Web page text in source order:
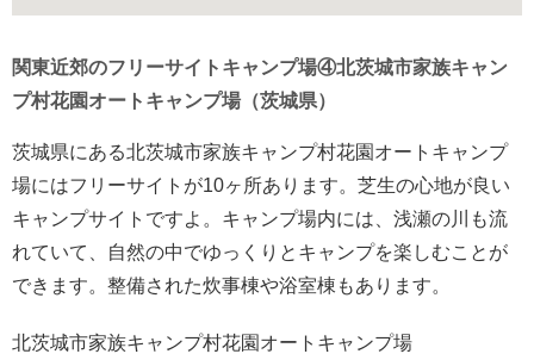
関東近郊のフリーサイトキャンプ場④北茨城市家族キャン
プ村花園オートキャンプ場（茨城県）
茨城県にある北茨城市家族キャンプ村花園オートキャンプ
場にはフリーサイトが10ヶ所あります。芝生の心地が良い
キャンプサイトですよ。キャンプ場内には、浅瀬の川も流
れていて、自然の中でゆっくりとキャンプを楽しむことが
できます。整備された炊事棟や浴室棟もあります。
北茨城市家族キャンプ村花園オートキャンプ場